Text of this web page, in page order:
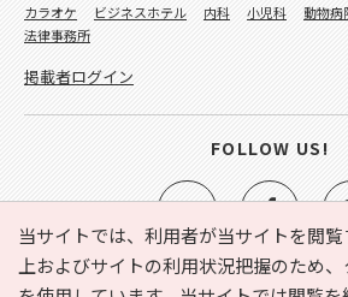
当サイトでは、利用者が当サイトを閲
上およびサイトの利用状況把握のため、
カラオケ
ビジネスホテル 内科 小児科 動物病
法律事務所
掲載者ログイン
FOLLOW US!